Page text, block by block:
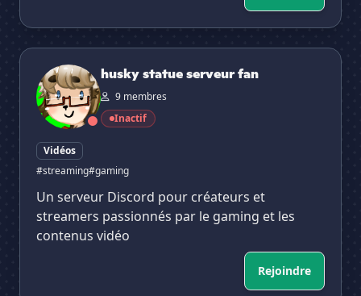
husky statue serveur fan
husky statue serveur fan
9 membres
Inactif
Vidéos
#streaming#gaming
Un serveur Discord pour créateurs et
streamers passionnés par le gaming et les
contenus vidéo
Rejoindre